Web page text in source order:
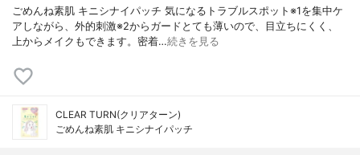
ごめんね素肌 キニシナイパッチ 気になるトラブルスポット※1を集中ケ
アしながら、外的刺激※2からガードとても薄いので、目立ちにくく、
上からメイクもできます。密着…続きを見る
CLEAR TURN(クリアターン)
ごめんね素肌 キニシナイパッチ